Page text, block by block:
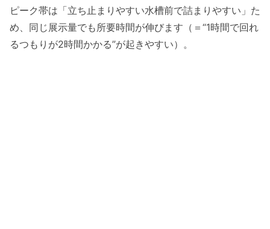
ピーク帯は「立ち止まりやすい水槽前で詰まりやすい」た
め、同じ展示量でも所要時間が伸びます（＝“1時間で回れ
るつもりが2時間かかる”が起きやすい）。